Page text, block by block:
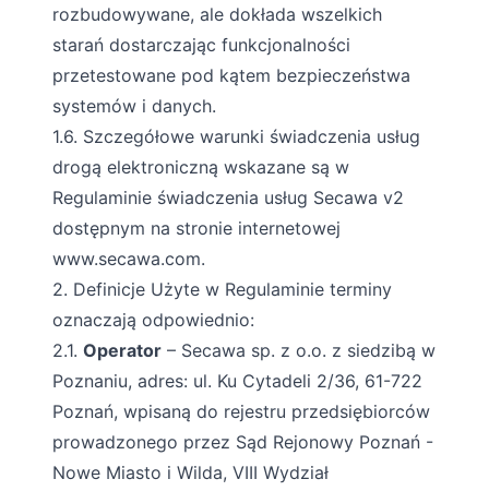
rozbudowywane, ale dokłada wszelkich
starań dostarczając funkcjonalności
przetestowane pod kątem bezpieczeństwa
systemów i danych.
1.6. Szczegółowe warunki świadczenia usług
drogą elektroniczną wskazane są w
Regulaminie świadczenia usług Secawa v2
dostępnym na stronie internetowej
www.secawa.com.
2. Definicje Użyte w Regulaminie terminy
oznaczają odpowiednio:
2.1. Operator – Secawa sp. z o.o. z siedzibą w
Poznaniu, adres: ul. Ku Cytadeli 2/36, 61-722
Poznań, wpisaną do rejestru przedsiębiorców
prowadzonego przez Sąd Rejonowy Poznań -
Nowe Miasto i Wilda, VIII Wydział